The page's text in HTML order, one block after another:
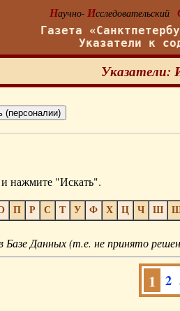
Научно- Исследовательский
Газета
Указатели к
Указатели:
нажмите "Искать".
П Р С Т У Ф Х Ц Ч Ш
Данных (т.е. не принято
1 2